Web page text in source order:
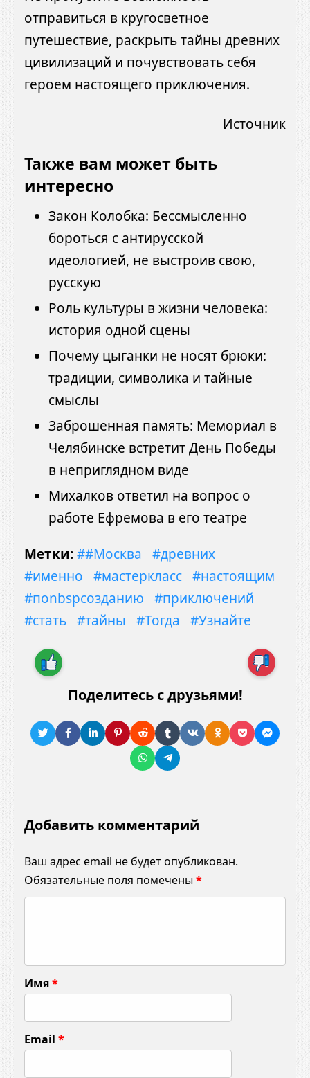
отправиться в кругосветное
путешествие, раскрыть тайны древних
цивилизаций и почувствовать себя
героем настоящего приключения.
Источник
Также вам может быть
интересно
Закон Колобка: Бессмысленно
бороться с антирусской
идеологией, не выстроив свою,
русскую
Роль культуры в жизни человека:
история одной сцены
Почему цыганки не носят брюки:
традиции, символика и тайные
смыслы
Заброшенная память: Мемориал в
Челябинске встретит День Победы
в неприглядном виде
Михалков ответил на вопрос о
работе Ефремова в его театре
Метки:##Москва
#древних
#именно
#мастеркласс #настоящим
#поnbspсозданию
#приключений
#стать #тайны #Тогда #Узнайте
Поделитесь с друзьями!
Добавить комментарий
Ваш адрес email не будет опубликован.
Обязательные поля помечены *
м
е
т
а
р
Имя*
Email *